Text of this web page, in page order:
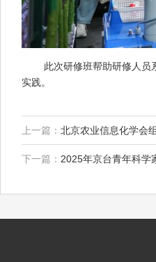
此次研修班帮助研修人员系
实践。
上一篇： 北京农业信息化学会
下一篇： 2025年京台青年科学